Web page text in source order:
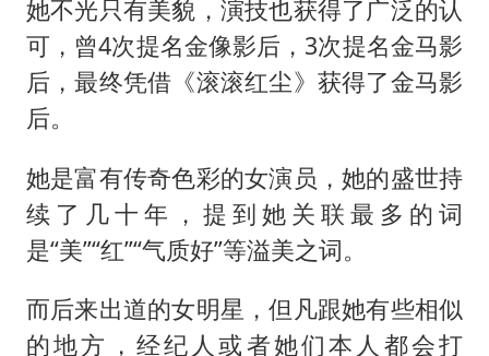
她不光只有美貌，演技也获得了广泛的认
可，曾4次提名金像影后，3次提名金马影
后，最终凭借《滚滚红尘》获得了金马影
后。
她是富有传奇色彩的女演员，她的盛世持
续了几十年，提到她关联最多的词
是“美”“红”“气质好”等溢美之词。
而后来出道的女明星，但凡跟她有些相似
的地方，经纪人或者她们本人都会打